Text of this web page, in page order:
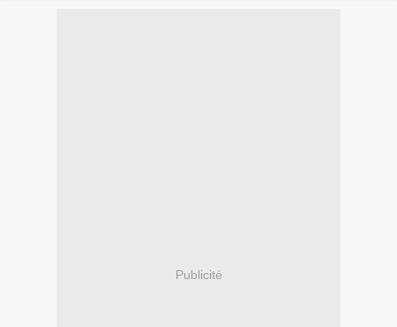
Publicité